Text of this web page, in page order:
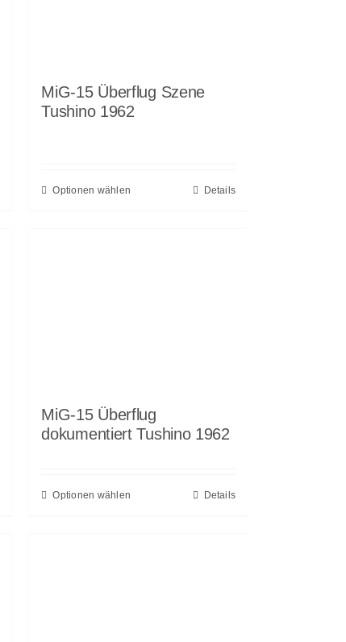
MiG-15 Überflug Szene
Tushino 1962
Optionen wählen Details
MiG-15 Überflug
dokumentiert Tushino 1962
Optionen wählen Details